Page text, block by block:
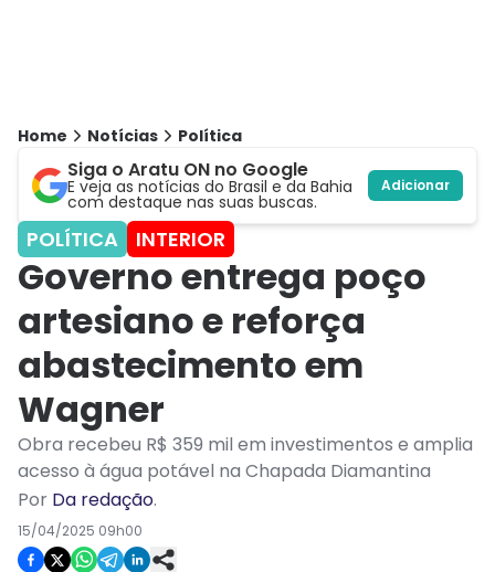
Home Notícias Política
Siga o Aratu ON no Google
E veja as notícias do Brasil e da Bahia
com destaque nas suas buscas.
Adicionar
POLÍTICA INTERIOR
Governo entrega poço
artesiano e reforça
abastecimento em
Wagner
Obra recebeu R$ 359 mil em investimentos e amplia
acesso à água potável na Chapada Diamantina
Por Da redação.
15/04/2025 09h00